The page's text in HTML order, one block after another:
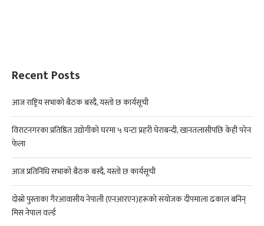
Recent Posts
आज राष्ट्रिय सभाको बैठक बस्दै, यस्तो छ कार्यसूची
विराटनगरका प्रतिष्ठित उद्योगीको घरमा ५ घन्टा प्रहरी घेराबन्दी, खानतलासीपछि केही परेन
फेला
आज प्रतिनिधि सभाको बैठक बस्दै, यस्तो छ कार्यसूची
दोस्रो पुस्ताका गैरआवासीय नेपाली (एनआरएन)हरूको संयोजक दीपमाला ढकाल बनिन्
मिस नेपाल वर्ल्ड